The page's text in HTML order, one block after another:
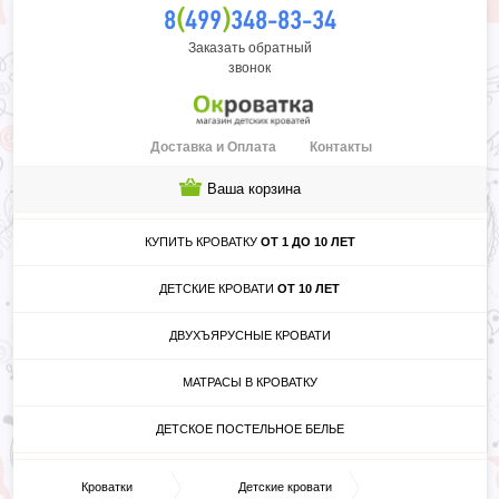
8(499)348-83-34
Заказать обратный
звонок
Доставка и Оплата Контакты
Ваша корзина
КУПИТЬ КРОВАТКУ ОТ 1 ДО 10 ЛЕТ
ДЕТСКИЕ КРОВАТИ ОТ 10 ЛЕТ
ДВУХЪЯРУСНЫЕ КРОВАТИ
МАТРАСЫ В КРОВАТКУ
ДЕТСКОЕ ПОСТЕЛЬНОЕ БЕЛЬЕ
Кроватки Детские кровати